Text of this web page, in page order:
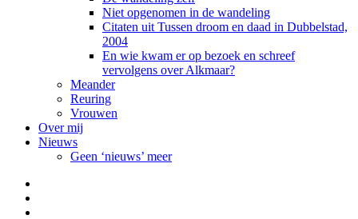
Niet opgenomen in de wandeling
Citaten uit Tussen droom en daad in Dubbelstad,
2004
En wie kwam er op bezoek en schreef
vervolgens over Alkmaar?
Meander
Reuring
Vrouwen
Over mij
Nieuws
Geen ‘nieuws’ meer